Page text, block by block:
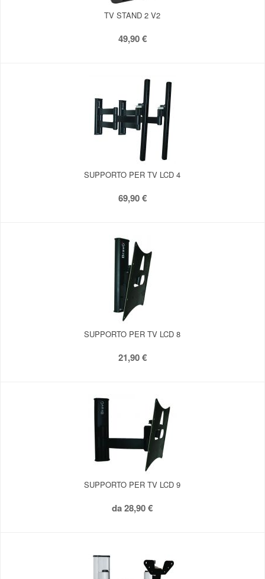
TV STAND 2 V2
49,90 €
SUPPORTO PER TV LCD 4
69,90 €
SUPPORTO PER TV LCD 8
21,90 €
SUPPORTO PER TV LCD 9
da28,90 €